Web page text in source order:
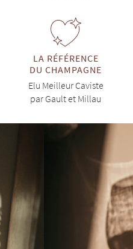
LA RÉFÉRENCE
DU CHAMPAGNE
Elu Meilleur Caviste
par Gault et Millau